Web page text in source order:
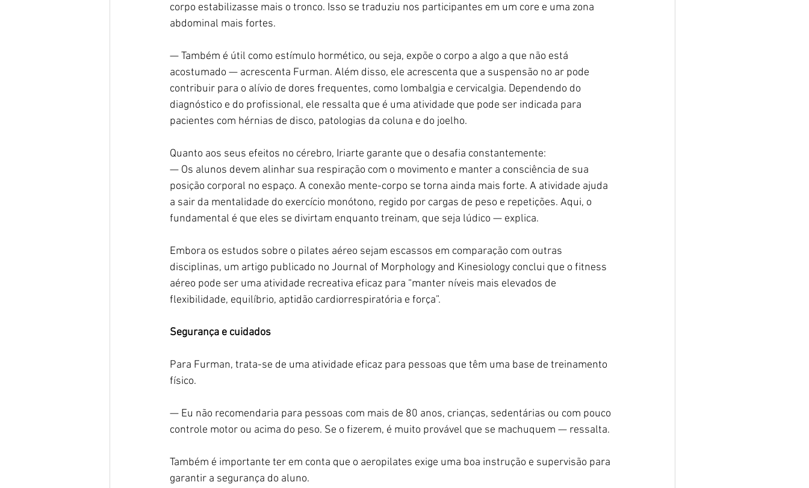
corpo estabilizasse mais o tronco. Isso se traduziu nos participantes em um core e uma zona
abdominal mais fortes.
— Também é útil como estímulo hormético, ou seja, expõe o corpo a algo a que não está
acostumado — acrescenta Furman. Além disso, ele acrescenta que a suspensão no ar pode
contribuir para o alívio de dores frequentes, como lombalgia e cervicalgia. Dependendo do
diagnóstico e do profissional, ele ressalta que é uma atividade que pode ser indicada para
pacientes com hérnias de disco, patologias da coluna e do joelho.
Quanto aos seus efeitos no cérebro, Iriarte garante que o desafia constantemente:
— Os alunos devem alinhar sua respiração com o movimento e manter a consciência de sua
posição corporal no espaço. A conexão mente-corpo se torna ainda mais forte. A atividade ajuda
a sair da mentalidade do exercício monótono, regido por cargas de peso e repetições. Aqui, o
fundamental é que eles se divirtam enquanto treinam, que seja lúdico — explica.
Embora os estudos sobre o pilates aéreo sejam escassos em comparação com outras
disciplinas, um artigo publicado no Journal of Morphology and Kinesiology conclui que o fitness
aéreo pode ser uma atividade recreativa eficaz para “manter níveis mais elevados de
flexibilidade, equilíbrio, aptidão cardiorrespiratória e força”.
Segurança e cuidados
Para Furman, trata-se de uma atividade eficaz para pessoas que têm uma base de treinamento
físico.
— Eu não recomendaria para pessoas com mais de 80 anos, crianças, sedentárias ou com pouco
controle motor ou acima do peso. Se o fizerem, é muito provável que se machuquem — ressalta.
Também é importante ter em conta que o aeropilates exige uma boa instrução e supervisão para
garantir a segurança do aluno.